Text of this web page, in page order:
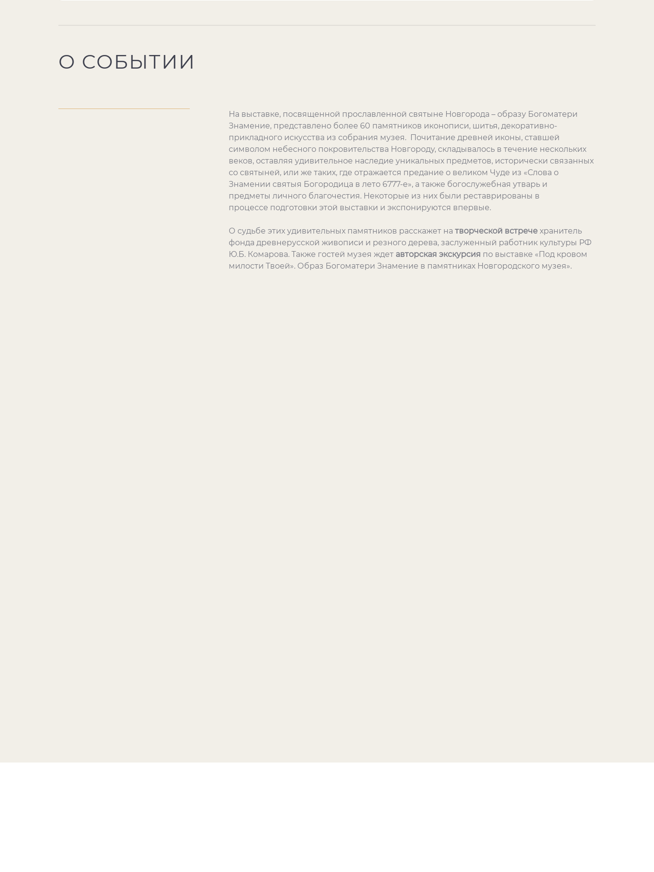
О СОБЫТИИ
На выставке, посвященной прославленной святыне Новгорода – образу Богоматери
Знамение, представлено более 60 памятников иконописи, шитья, декоративно-
прикладного искусства из собрания музея. Почитание древней иконы, ставшей
символом небесного покровительства Новгороду, складывалось в течение нескольких
веков, оставляя удивительное наследие уникальных предметов, исторически связанных
со святыней, или же таких, где отражается предание о великом Чуде из «Слова о
Знамении святыя Богородица в лето 6777-е», а также богослужебная утварь и
предметы личного благочестия. Некоторые из них были реставрированы в
процессе подготовки этой выставки и экспонируются впервые.
О судьбе этих удивительных памятников расскажет на творческой встрече хранитель
фонда древнерусской живописи и резного дерева, заслуженный работник культуры РФ
Ю.Б. Комарова. Также гостей музея ждет авторская экскурсия по выставке «Под кровом
милости Твоей». Образ Богоматери Знамение в памятниках Новгородского музея».